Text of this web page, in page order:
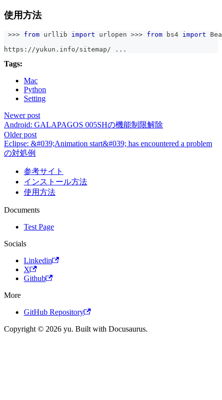
使用方法
>>> from urllib import urlopen >>> from bs4 import
https : //yukun . info/sitemap/ . . .
Tags:
Mac
Python
Setting
Newer post
Android: GALAPAGOS 005SHの機能制限解除
Older post
Eclipse: &#039;Animation start&#039; has encountered a problem
の対処例
参考サイト
インストール方法
使用方法
Documents
Test Page
Socials
Linkedin
X
Github
More
GitHub Repository
Copyright © 2026 yu. Built with Docusaurus.